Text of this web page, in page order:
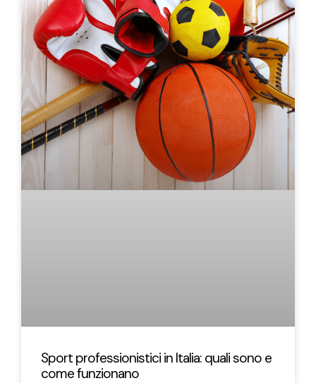
Sport professionistici in Italia: quali sono e
come funzionano